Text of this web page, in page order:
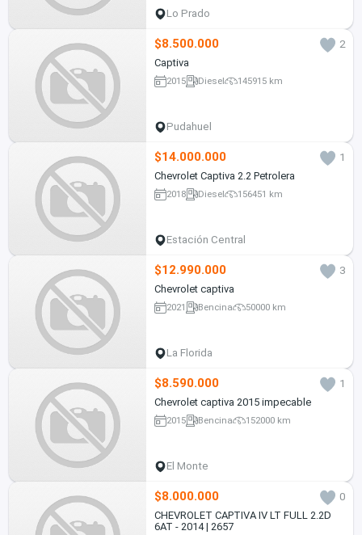
Lo Prado
$8.500.000
2
Captiva
2015 Diesel 145915 km
Pudahuel
$14.000.000
1
Chevrolet Captiva 2.2 Petrolera
2018 Diesel 156451 km
Estación Central
$12.990.000
3
Chevrolet captiva
2021 Bencina 50000 km
La Florida
$8.590.000
1
Chevrolet captiva 2015 impecable
2015 Bencina 152000 km
El Monte
$8.000.000
0
CHEVROLET CAPTIVA IV LT FULL 2.2D
6AT - 2014 | 2657